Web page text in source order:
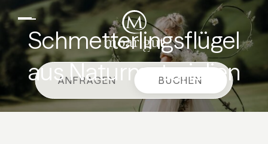
Suiten & Angebote
Familienurlaub
Moar Gut
Kulinarik
Schmetterlingsflügel
aus Naturmaterialien
ANFRAGEN BUCHEN